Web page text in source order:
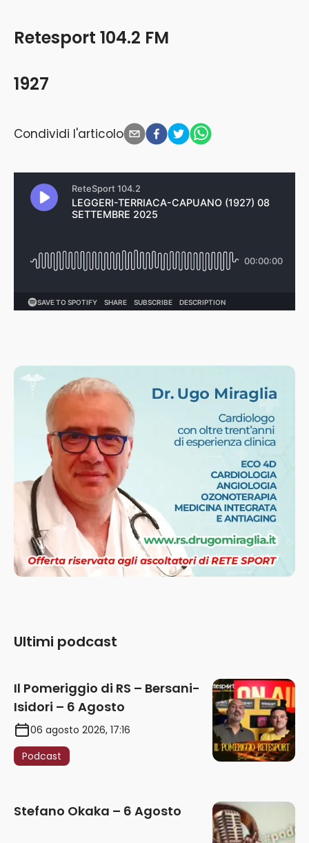
1927
Retesport 104.2 FM
Condividi l'articolo
Ultimi podcast
Il Pomeriggio di RS – Bersani-
Isidori – 6 Agosto
06 agosto 2026, 17:16
Podcast
Stefano Okaka – 6 Agosto